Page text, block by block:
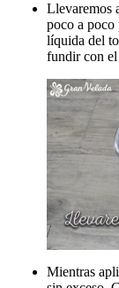
Llevaremos
poco a poco
líquida del
fundir con
Mientras